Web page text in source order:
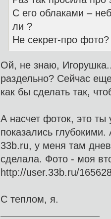
С его облаками –
ли ?
Не секрет-про фото?
Ой, не знаю,
раздельно? Сейчас
как бы сделать так,
А насчет фоток, это
показались
33b.ru, у меня там
сделала. Фото - моя
http://user.33b.ru/
С теплом, я.